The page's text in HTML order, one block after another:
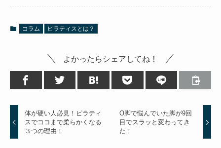
コラム ピラティスとは？
よかったらシェアしてね！
体が硬い人必見！ピラティ
スでココまで柔らかくなる
３つの理由！
O脚で悩んでいた脚が9回
目でスラッと変わってき
た！